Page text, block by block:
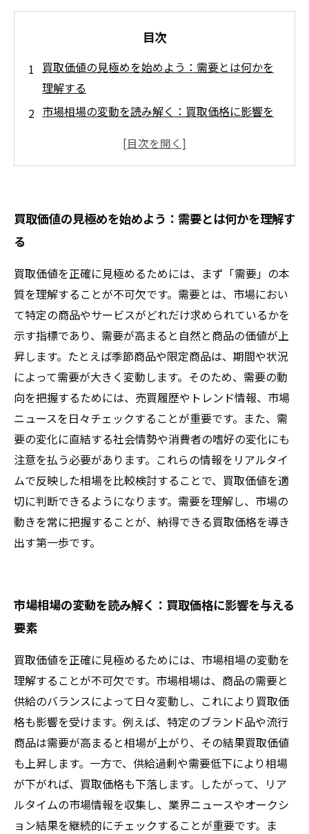
目次
買取価値の見極めを始めよう：需要とは何かを
理解する
市場相場の変動を読み解く：買取価格に影響を
リアルタイム情報収集の重要性：成功する買取
法
点
買取業界で差をつける！価値見極めのプロのテ
クニック
まとめ：需要と相場を理解して納得のいく買取
を実現する方法
買取価値の見極めを始めよう：需要とは何かを理解す
る
買取価値を正確に見極めるためには、まず「需要」の本
質を理解することが不可欠です。需要とは、市場におい
て特定の商品やサービスがどれだけ求められているかを
示す指標であり、需要が高まると自然と商品の価値が上
昇します。たとえば季節商品や限定商品は、期間や状況
によって需要が大きく変動します。そのため、需要の動
向を把握するためには、売買履歴やトレンド情報、市場
ニュースを日々チェックすることが重要です。また、需
要の変化に直結する社会情勢や消費者の嗜好の変化にも
注意を払う必要があります。これらの情報をリアルタイ
ムで反映した相場を比較検討することで、買取価値を適
切に判断できるようになります。需要を理解し、市場の
動きを常に把握することが、納得できる買取価格を導き
出す第一歩です。
市場相場の変動を読み解く：買取価格に影響を与える
要素
買取価値を正確に見極めるためには、市場相場の変動を
理解することが不可欠です。市場相場は、商品の需要と
供給のバランスによって日々変動し、これにより買取価
格も影響を受けます。例えば、特定のブランド品や流行
商品は需要が高まると相場が上がり、その結果買取価値
も上昇します。一方で、供給過剰や需要低下により相場
が下がれば、買取価格も下落します。したがって、リア
ルタイムの市場情報を収集し、業界ニュースやオークシ
ョン結果を継続的にチェックすることが重要です。ま